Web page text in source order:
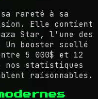
rareté à sa
Elle contient
Star, l'une des
Un booster scellé
5 000$ et 12
nos statistiques
raisonnables.